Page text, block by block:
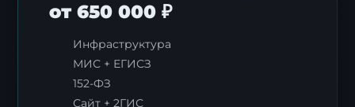
от 650 000 ₽
Инфраструктура
МИС + ЕГИСЗ
152-ФЗ
Сайт + 2ГИС